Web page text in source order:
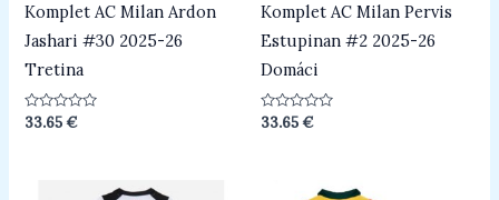
Komplet AC Milan Ardon
Jashari #30 2025-26
Tretina
Hodnotenie
33.65€
Komplet AC Milan Pervis
Estupinan #2 2025-26
Domáci
Hodnotenie
33.65€